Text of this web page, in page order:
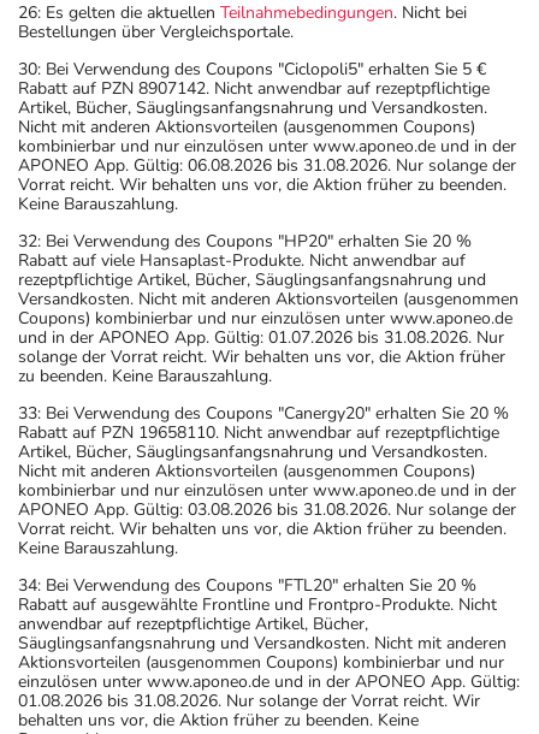
26: Es gelten die aktuellen Teilnahmebedingungen. Nicht bei
Bestellungen über Vergleichsportale.
30: Bei Verwendung des Coupons "Ciclopoli5" erhalten Sie 5 €
Rabatt auf PZN 8907142. Nicht anwendbar auf rezeptpflichtige
Artikel, Bücher, Säuglingsanfangsnahrung und Versandkosten.
Nicht mit anderen Aktionsvorteilen (ausgenommen Coupons)
kombinierbar und nur einzulösen unter www.aponeo.de und in der
APONEO App. Gültig: 06.08.2026 bis 31.08.2026. Nur solange der
Vorrat reicht. Wir behalten uns vor, die Aktion früher zu beenden.
Keine Barauszahlung.
32: Bei Verwendung des Coupons "HP20" erhalten Sie 20 %
Rabatt auf viele Hansaplast-Produkte. Nicht anwendbar auf
rezeptpflichtige Artikel, Bücher, Säuglingsanfangsnahrung und
Versandkosten. Nicht mit anderen Aktionsvorteilen (ausgenommen
Coupons) kombinierbar und nur einzulösen unter www.aponeo.de
und in der APONEO App. Gültig: 01.07.2026 bis 31.08.2026. Nur
solange der Vorrat reicht. Wir behalten uns vor, die Aktion früher
zu beenden. Keine Barauszahlung.
33: Bei Verwendung des Coupons "Canergy20" erhalten Sie 20 %
Rabatt auf PZN 19658110. Nicht anwendbar auf rezeptpflichtige
Artikel, Bücher, Säuglingsanfangsnahrung und Versandkosten.
Nicht mit anderen Aktionsvorteilen (ausgenommen Coupons)
kombinierbar und nur einzulösen unter www.aponeo.de und in der
APONEO App. Gültig: 03.08.2026 bis 31.08.2026. Nur solange der
Vorrat reicht. Wir behalten uns vor, die Aktion früher zu beenden.
Keine Barauszahlung.
34: Bei Verwendung des Coupons "FTL20" erhalten Sie 20 %
Rabatt auf ausgewählte Frontline und Frontpro-Produkte. Nicht
anwendbar auf rezeptpflichtige Artikel, Bücher,
Säuglingsanfangsnahrung und Versandkosten. Nicht mit anderen
Aktionsvorteilen (ausgenommen Coupons) kombinierbar und nur
einzulösen unter www.aponeo.de und in der APONEO App. Gültig:
01.08.2026 bis 31.08.2026. Nur solange der Vorrat reicht. Wir
behalten uns vor, die Aktion früher zu beenden. Keine